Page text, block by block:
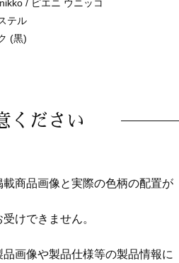
/ ピエニ ウニッコ
テル
(黒)
ください
商品画像と実際の色柄の配置が
けできません。
画像や製品仕様等の製品情報に